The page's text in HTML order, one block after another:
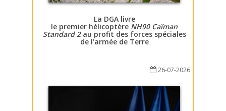
La DGA livre
le premier hélicoptère NH90 Caïman
Standard 2au profit des forces spéciales
de l’armée de Terre
26-07-2026